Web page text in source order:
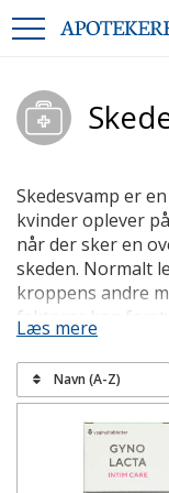
Skedesvamp er
kvinder oplever
når der sker en
skeden. Normalt
kroppens andre
faktorer kan
vækstbetingelser.
Årsager til
Nogle af de mest
Læs mere
Navn (A-Z)